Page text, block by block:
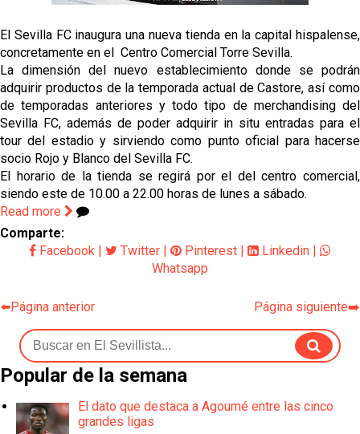
Oso es el siguiente en la lista para salir
Banquillos confirmados: así queda la cantera del
Sevilla Femenino para la 2026/27
Celta y Rayo agitan el mercado de La Liga
Previa | El Sevilla FC cierra la pretemporada con el
exigente choque ante el Bayer Leverkusen
El Sevilla FC inaugura una nueva tienda en la capital hispalense,
concretamente en el Centro Comercial Torre Sevilla.
La dimensión del nuevo establecimiento donde se podrán
adquirir productos de la temporada actual de Castore, así como
de temporadas anteriores y todo tipo de merchandising del
Sevilla FC, además de poder adquirir in situ entradas para el
tour del estadio y sirviendo como punto oficial para hacerse
socio Rojo y Blanco del Sevilla FC.
El horario de la tienda se regirá por el del centro comercial,
siendo este de 10.00 a 22.00 horas de lunes a sábado.
Read more
Comparte:
Facebook
Twitter Pinterest Linkedin
Whatsapp
⬅️Página anterior Página siguiente➡️
Popular de la semana
El dato que destaca a Agoumé entre las cinco
grandes ligas